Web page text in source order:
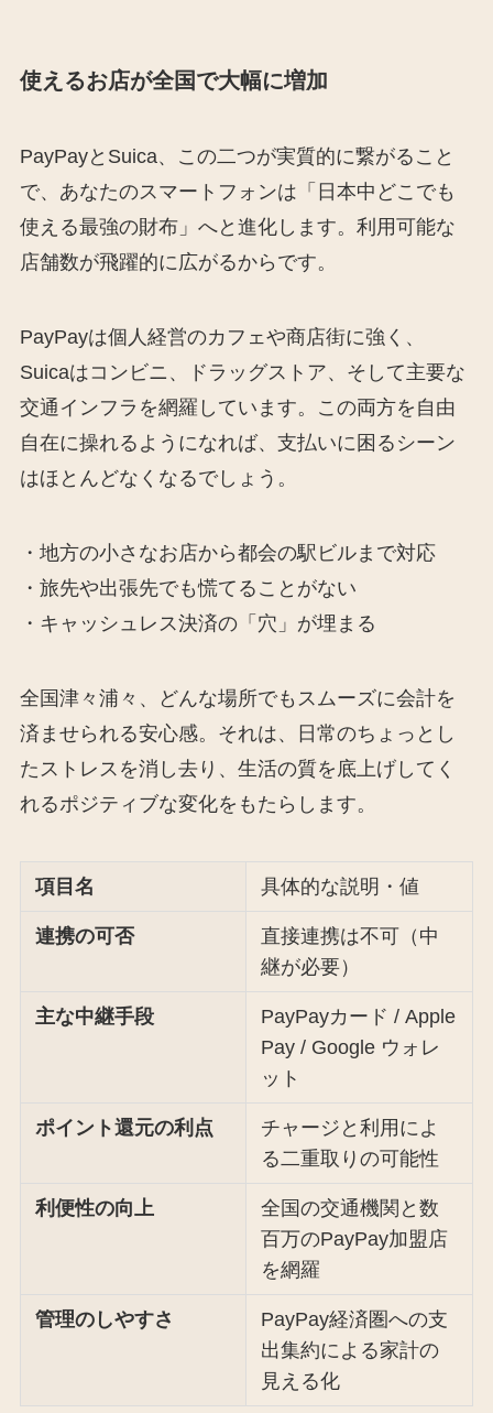
使えるお店が全国で大幅に増加
PayPayとSuica、この二つが実質的に繋がること
で、あなたのスマートフォンは「日本中どこでも
使える最強の財布」へと進化します。利用可能な
店舗数が飛躍的に広がるからです。
PayPayは個人経営のカフェや商店街に強く、
Suicaはコンビニ、ドラッグストア、そして主要な
交通インフラを網羅しています。この両方を自由
自在に操れるようになれば、支払いに困るシーン
はほとんどなくなるでしょう。
・地方の小さなお店から都会の駅ビルまで対応
・旅先や出張先でも慌てることがない
・キャッシュレス決済の「穴」が埋まる
全国津々浦々、どんな場所でもスムーズに会計を
済ませられる安心感。それは、日常のちょっとし
たストレスを消し去り、生活の質を底上げしてく
れるポジティブな変化をもたらします。
項目名 具体的な説明・値
連携の可否
直接連携は不可（中
継が必要）
主な中継手段
PayPayカード / Apple
Pay / Google ウォレ
ット
ポイント還元の利点
チャージと利用によ
る二重取りの可能性
利便性の向上
全国の交通機関と数
百万のPayPay加盟店
を網羅
管理のしやすさ
PayPay経済圏への支
出集約による家計の
見える化